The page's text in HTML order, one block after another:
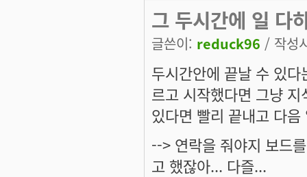
그 두시간에 일 다
글쓴이: reduck96 / 작성
두시간안에 끝날 수 있
르고 시작했다면 그냥
있다면 빨리 끝내고 다
--> 연락을 줘야지 보드
고 했잖아... 다즐...